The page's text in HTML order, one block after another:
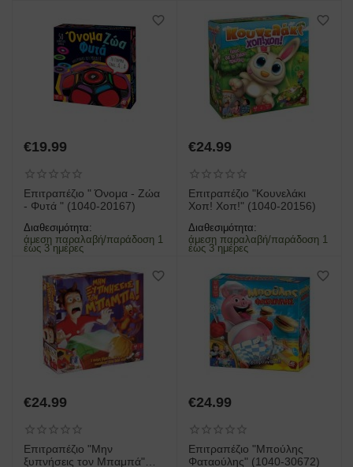
€19.99
Επιτραπέζιο " Όνομα - Ζώα
- Φυτά " (1040-20167)
Διαθεσιμότητα:
άμεση παραλαβή/παράδοση 1
έως 3 ημέρες
€24.99
Επιτραπέζιο "Κουνελάκι
Χοπ! Χοπ!" (1040-20156)
Διαθεσιμότητα:
άμεση παραλαβή/παράδοση 1
έως 3 ημέρες
€24.99
Επιτραπέζιο "Μην
ξυπνήσεις τον Μπαμπά"
€24.99
Επιτραπέζιο "Μπούλης
Φαταούλης" (1040-30672)